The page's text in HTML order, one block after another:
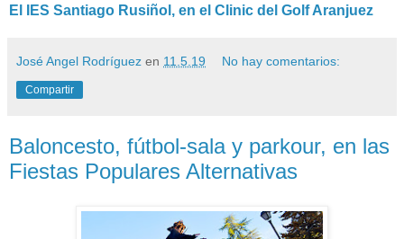
El IES Santiago Rusiñol, en el Clinic del Golf Aranjuez
José Angel Rodríguez en 11.5.19 No hay comentarios:
Compartir
Baloncesto, fútbol-sala y parkour, en las
Fiestas Populares Alternativas